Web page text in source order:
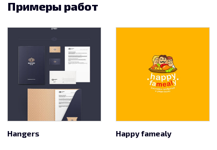
Примеры работ
Hangers Happy famealy